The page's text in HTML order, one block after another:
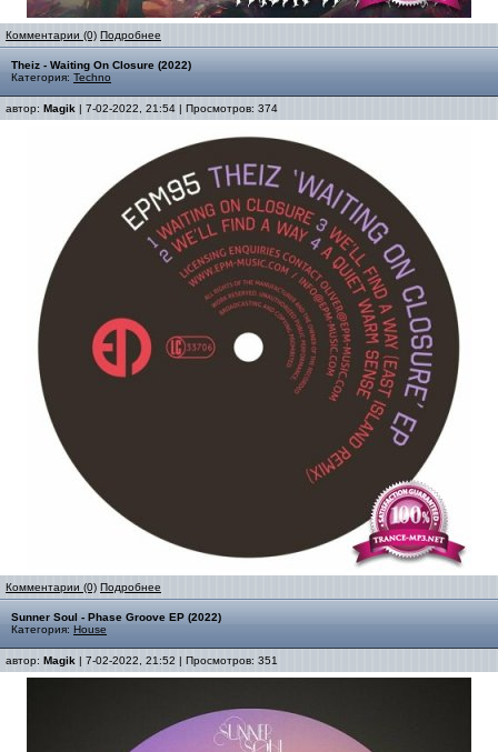
Комментарии (0) Подробнее
Theiz - Waiting On Closure (2022)
Категория: Techno
автор: Magik | 7-02-2022, 21:54 | Просмотров: 374
Комментарии (0) Подробнее
Sunner Soul - Phase Groove EP (2022)
Категория: House
автор: Magik | 7-02-2022, 21:52 | Просмотров: 351